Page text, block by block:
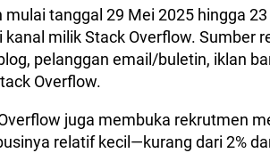
mulai tanggal 29 Mei 2025 hingga
milik Stack Overflow. Sumber
pelanggan email/buletin, iklan
Overflow.
juga membuka rekrutmen
relatif kecil—kurang dari 2%